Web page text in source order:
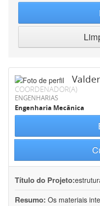
COORDENADOR(A)
ENGENHARIAS
Engenharia Mecânica
Título do Projeto:
Resumo: Os materiais